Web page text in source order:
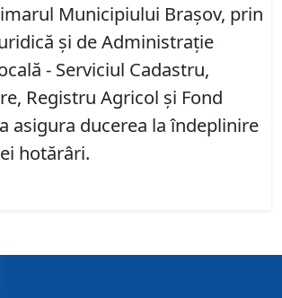
Municipiului Brașov, prin
și de Administrație
- Serviciul Cadastru,
Registru Agricol și Fond
asigura ducerea la îndeplinire
hotărâri.